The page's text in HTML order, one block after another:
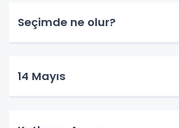
Seçimde ne olur?
14 Mayıs